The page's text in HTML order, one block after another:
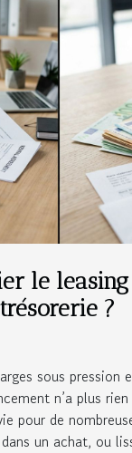
le leasing
?
sous pression
n’a plus
pour de
un achat, ou